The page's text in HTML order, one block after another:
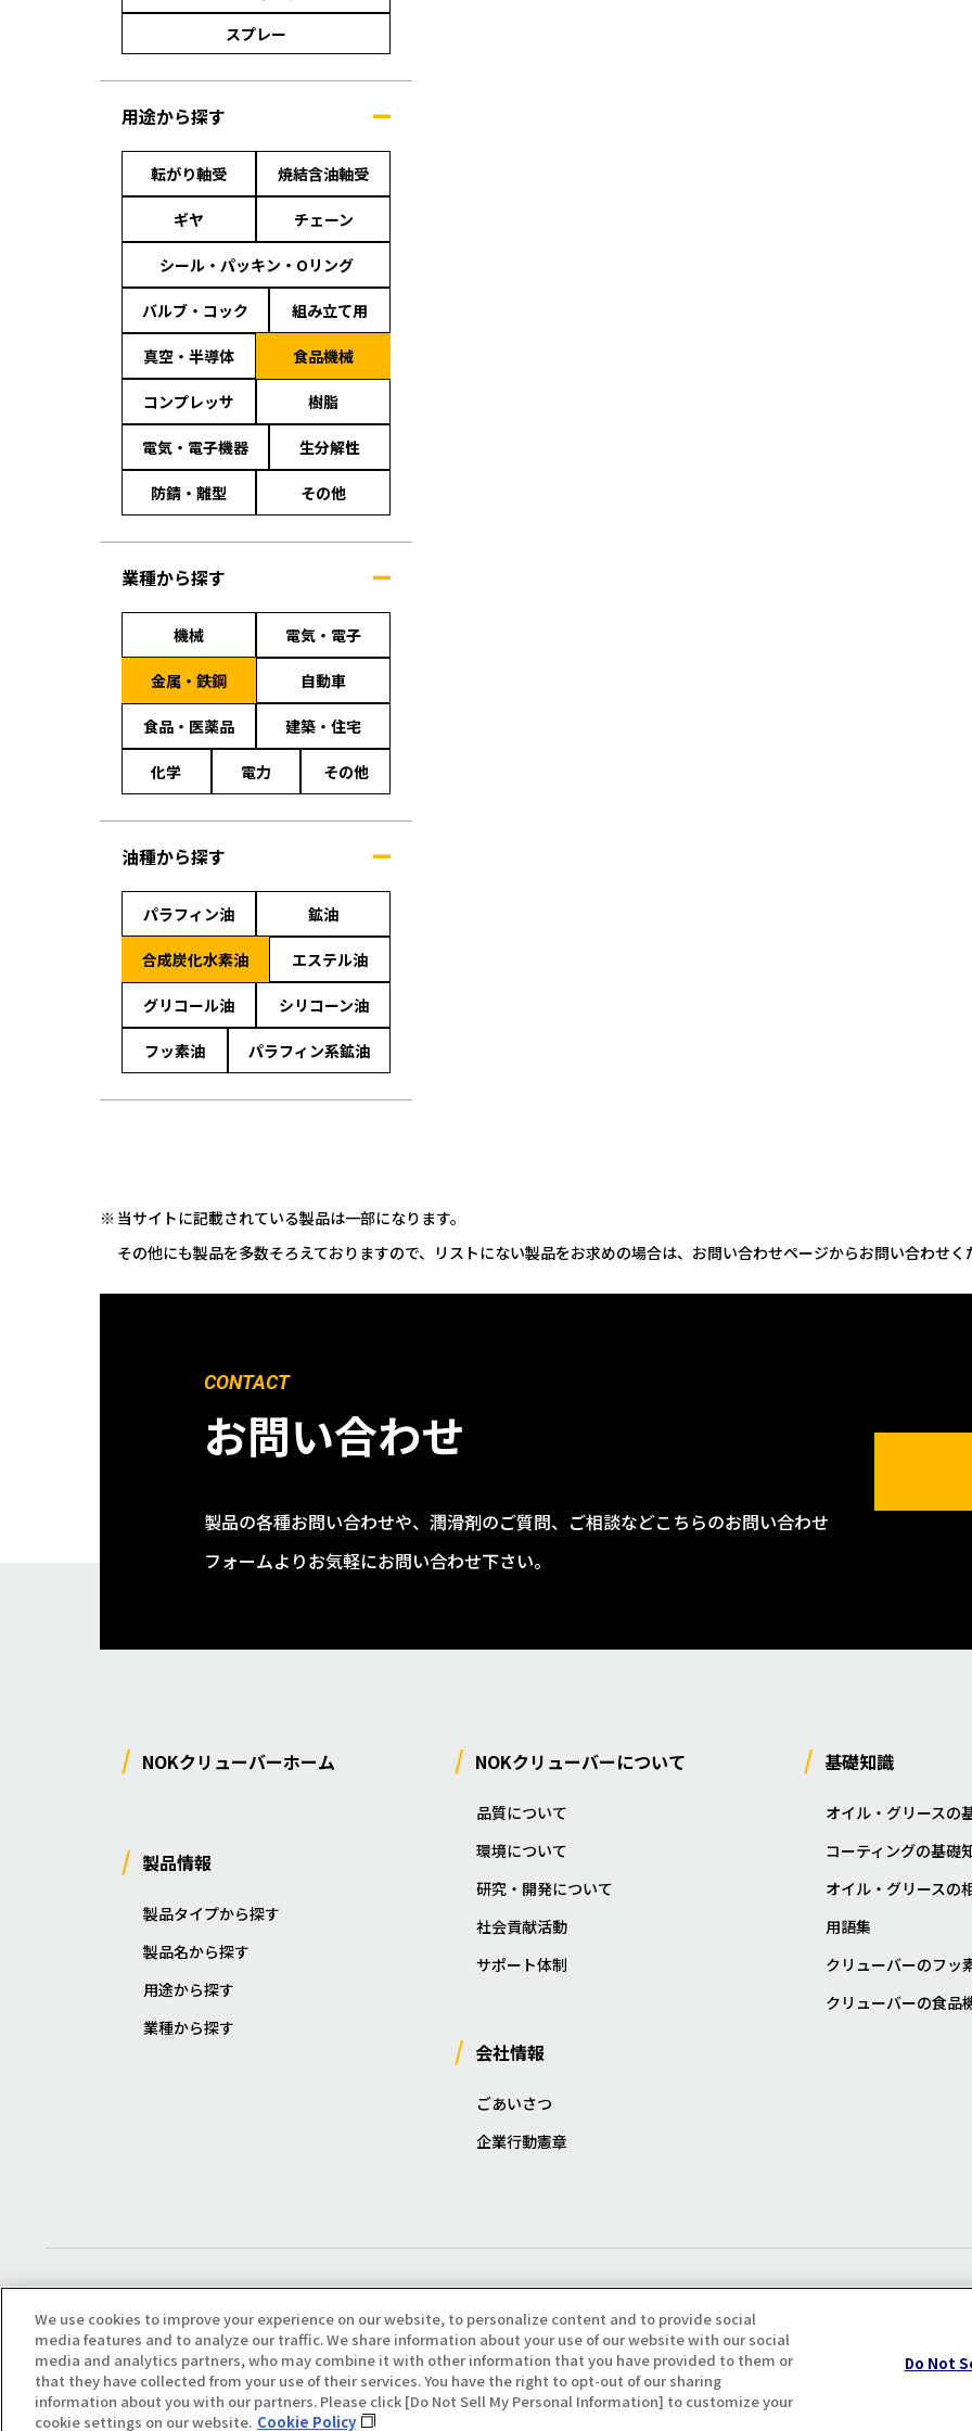
スプレー
用途から探す
転がり軸受 焼結含油軸受
ギヤ チェーン
シール・パッキン・Oリング
バルブ・コック 組み立て用
真空・半導体 食品機械
コンプレッサ 樹脂
電気・電子機器 生分解性
防錆・離型 その他
業種から探す
機械 電気・電子
金属・鉄鋼 自動車
食品・医薬品 建築・住宅
化学 電力 その他
油種から探す
パラフィン油 鉱油
合成炭化水素油 エステル油
グリコール油 シリコーン油
フッ素油 パラフィン系鉱油
当サイトに記載されている製品は一部になります。
その他にも製品を多数そろえておりますので、リストにない製品をお求めの場合は、お問い合わせページからお問い合わせく
CONTACT
お問い合わせ
製品の各種お問い合わせや、潤滑剤のご質問、ご相談などこちらのお問い合わせ
フォームよりお気軽にお問い合わせ下さい。
NOKクリューバーホーム
製品情報
製品タイプから探す
製品名から探す
用途から探す
業種から探す
NOKクリューバーについて
品質について
環境について
研究・開発について
社会貢献活動
サポート体制
会社情報
ごあいさつ
企業行動憲章
基礎知識
オイル・グリースの
コーティングの基礎
オイル・グリースの
用語集
クリューバーのフッ
クリューバーの食品
プライバシー・クッキーポリシ
Copyright(C) All Right Reserved. Producted by NOK KLÜBER CO., LTD.
We use cookies to improve your experience on our website, to personalize content and to provide social
media features and to analyze our traffic. We share information about your use of our website with our social
media and analytics partners, who may combine it with other information that you have provided to them or
that they have collected from your use of their services. You have the right to opt-out of our sharing
information about you with our partners. Please click [Do Not Sell My Personal Information] to customize your
cookie settings on our website. Cookie Policy
Do Not